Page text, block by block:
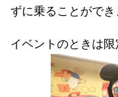
ずに乗ることができ
イベントのときは限